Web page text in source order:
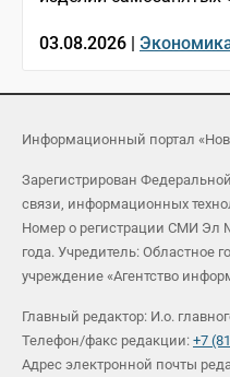
03.08.2026 |
Информационный портал
Зарегистрирован
связи, информационных
Номер о регистрации СМИ Эл
года. Учредитель: Областное
учреждение «Агентство
Главный редактор: И.о.
Телефон/факс редакции: +7
Адрес электронной почты